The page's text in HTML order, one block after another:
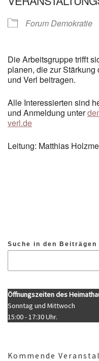
Forum Demokratie
Die Arbeitsgruppe trifft
planen, die zur
und Verl beitragen.
Alle Interessierten sind
und Anmeldung unter
verl.de
Leitung: Matthias
Suche in den Beiträgen
Öffnungszeiten des
Sonntag und Mittwoch
15:00 - 17:30 Uhr.
Kommende